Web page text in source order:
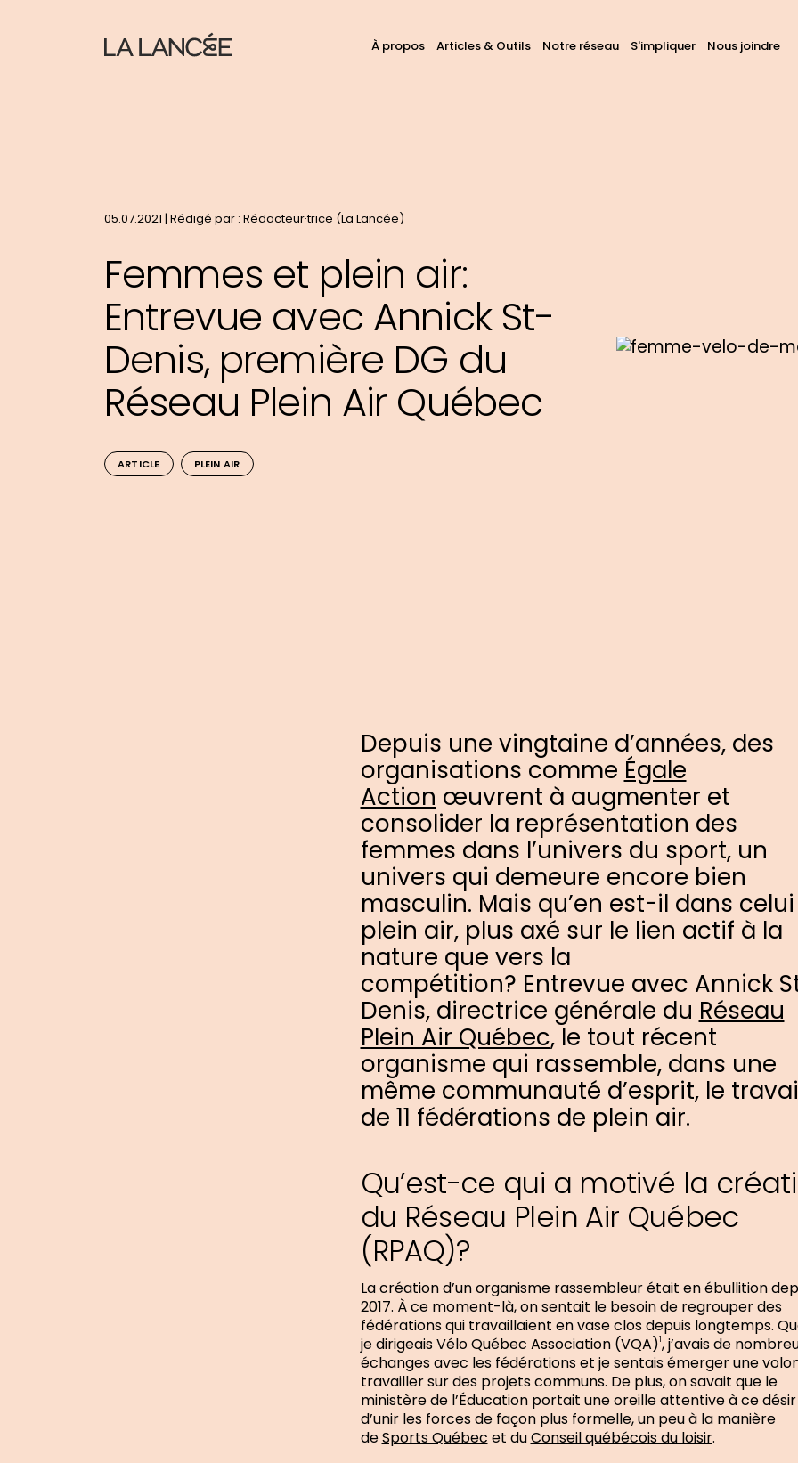
Navigation
À propos Articles & Outils Notre réseau S'impliquer Nous joindre
Chercher
05.07.2021 | Rédigé par : Rédacteur·trice (La Lancée)
Femmes et plein air:
Entrevue avec Annick St-
Denis, première DG du
Réseau Plein Air Québec
ARTICLE PLEIN AIR
Depuis une vingtaine d’années, des
organisations comme Égale
Action œuvrent à augmenter et
consolider la représentation des
femmes dans l’univers du sport, un
univers qui demeure encore bien
masculin. Mais qu’en est-il dans
plein air, plus axé sur le lien actif à la
nature que vers la
compétition? Entrevue avec Annick
Denis, directrice générale du Réseau
Plein Air Québec, le tout récent
organisme qui rassemble, dans une
même communauté d’esprit, le
de 11 fédérations de plein air.
Qu’est-ce qui a motivé la
du Réseau Plein Air Québec
(RPAQ)?
La création d’un organisme rassembleur était en ébullition
2017. À ce moment-là, on sentait le besoin de regrouper des
fédérations qui travaillaient en vase clos depuis longtemps.
je dirigeais Vélo Québec Association (VQA)1, j’avais de
échanges avec les fédérations et je sentais émerger une
travailler sur des projets communs. De plus, on savait que le
ministère de l’Éducation portait une oreille attentive à ce désir
d’unir les forces de façon plus formelle, un peu à la manière
deSports Québec et duConseil québécois du loisir.